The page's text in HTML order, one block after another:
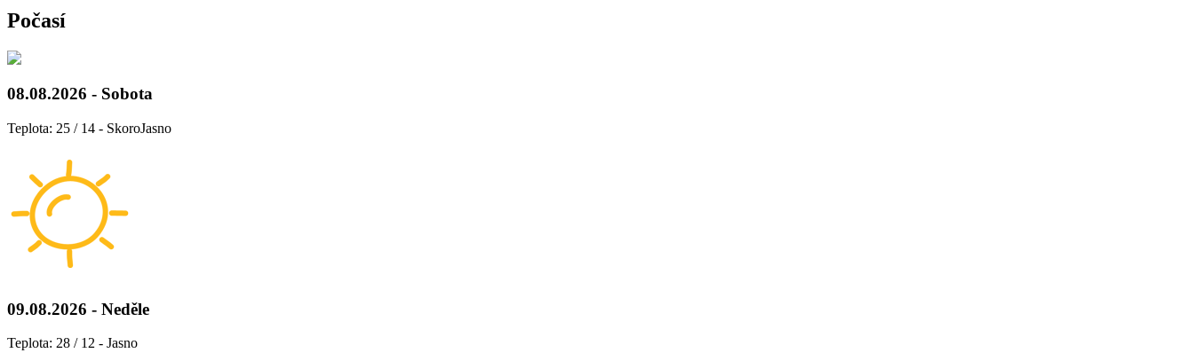
Počasí
08.08.2026 - Sobota
Teplota: 25 / 14 - SkoroJasno
09.08.2026 - Neděle
Teplota: 28 / 12 - Jasno